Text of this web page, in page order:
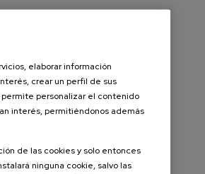
elaborar información
crear un perfil de sus
personalizar el contenido
interés, permitiéndonos además
de las cookies y solo entonces
ninguna cookie, salvo las